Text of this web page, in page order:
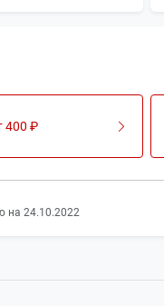
400 ₽
на 24.10.2022